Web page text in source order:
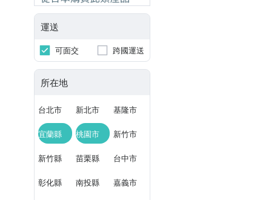
運送
可面交 跨國運送
所在地
台北市 新北市 基隆市
宜蘭縣 桃園市 新竹市
新竹縣 苗栗縣 台中市
彰化縣 南投縣 嘉義市